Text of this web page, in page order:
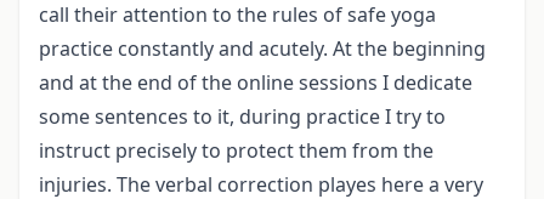
call their attention to the rules of safe yoga
practice constantly and acutely. At the beginning
and at the end of the online sessions I dedicate
some sentences to it, during practice I try to
instruct precisely to protect them from the
injuries. The verbal correction playes here a very